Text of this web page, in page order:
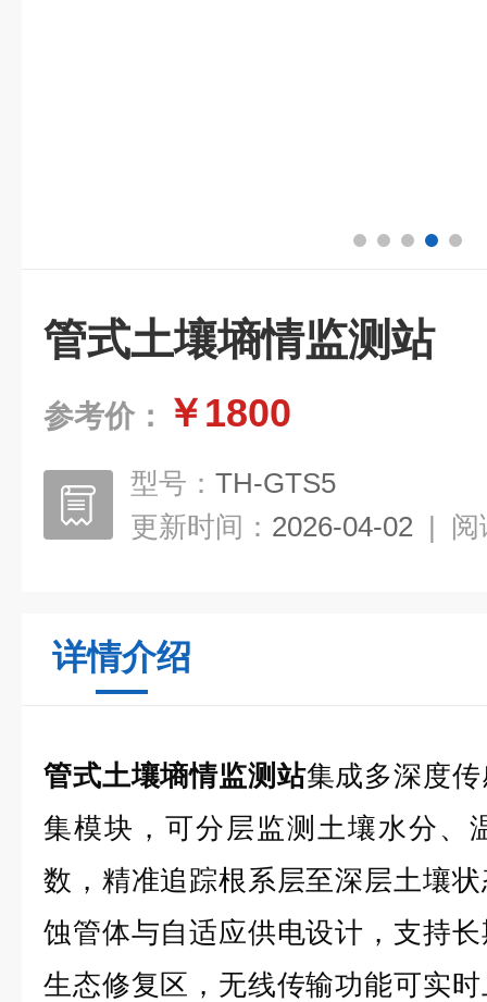
管式土壤墒情监测站
参考价： ￥1800
型号： TH-GTS5
更新时间： 2026-04-02 | 阅
详情介绍
管式土壤墒情监测站集成多深度
集模块，可分层监测土壤水分、
数，精准追踪根系层至深层土壤
蚀管体与自适应供电设计，支持
生态修复区，无线传输功能可实